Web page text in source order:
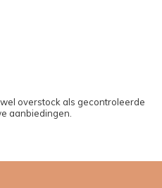
overstock als gecontroleerde
aanbiedingen.